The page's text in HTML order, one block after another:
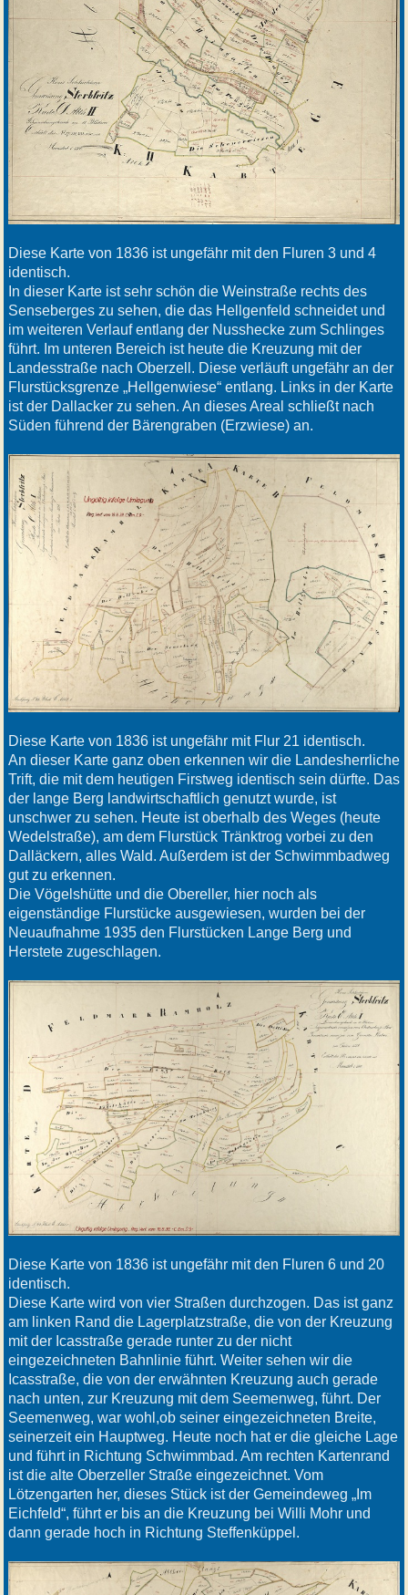
Diese Karte von 1836 ist ungefähr mit den Fluren 3 und 4
identisch.
In dieser Karte ist sehr schön die Weinstraße rechts des
Senseberges zu sehen, die das Hellgenfeld schneidet und
im weiteren Verlauf entlang der Nusshecke zum Schlinges
führt. Im unteren Bereich ist heute die Kreuzung mit der
Landesstraße nach Oberzell. Diese verläuft ungefähr an der
Flurstücksgrenze „Hellgenwiese“ entlang. Links in der Karte
ist der Dallacker zu sehen. An dieses Areal schließt nach
Süden führend der Bärengraben (Erzwiese) an.
Diese Karte von 1836 ist ungefähr mit Flur 21 identisch.
An dieser Karte ganz oben erkennen wir die Landesherrliche
Trift, die mit dem heutigen Firstweg identisch sein dürfte. Das
der lange Berg landwirtschaftlich genutzt wurde, ist
unschwer zu sehen. Heute ist oberhalb des Weges (heute
Wedelstraße), am dem Flurstück Tränktrog vorbei zu den
Dalläckern, alles Wald. Außerdem ist der Schwimmbadweg
gut zu erkennen.
Die Vögelshütte und die Obereller, hier noch als
eigenständige Flurstücke ausgewiesen, wurden bei der
Neuaufnahme 1935 den Flurstücken Lange Berg und
Herstete zugeschlagen.
Diese Karte von 1836 ist ungefähr mit den Fluren 6 und 20
identisch.
Diese Karte wird von vier Straßen durchzogen. Das ist ganz
am linken Rand die Lagerplatzstraße, die von der Kreuzung
mit der Icasstraße gerade runter zu der nicht
eingezeichneten Bahnlinie führt. Weiter sehen wir die
Icasstraße, die von der erwähnten Kreuzung auch gerade
nach unten, zur Kreuzung mit dem Seemenweg, führt. Der
Seemenweg, war wohl,ob seiner eingezeichneten Breite,
seinerzeit ein Hauptweg. Heute noch hat er die gleiche Lage
und führt in Richtung Schwimmbad. Am rechten Kartenrand
ist die alte Oberzeller Straße eingezeichnet. Vom
Lötzengarten her, dieses Stück ist der Gemeindeweg „Im
Eichfeld“, führt er bis an die Kreuzung bei Willi Mohr und
dann gerade hoch in Richtung Steffenküppel.